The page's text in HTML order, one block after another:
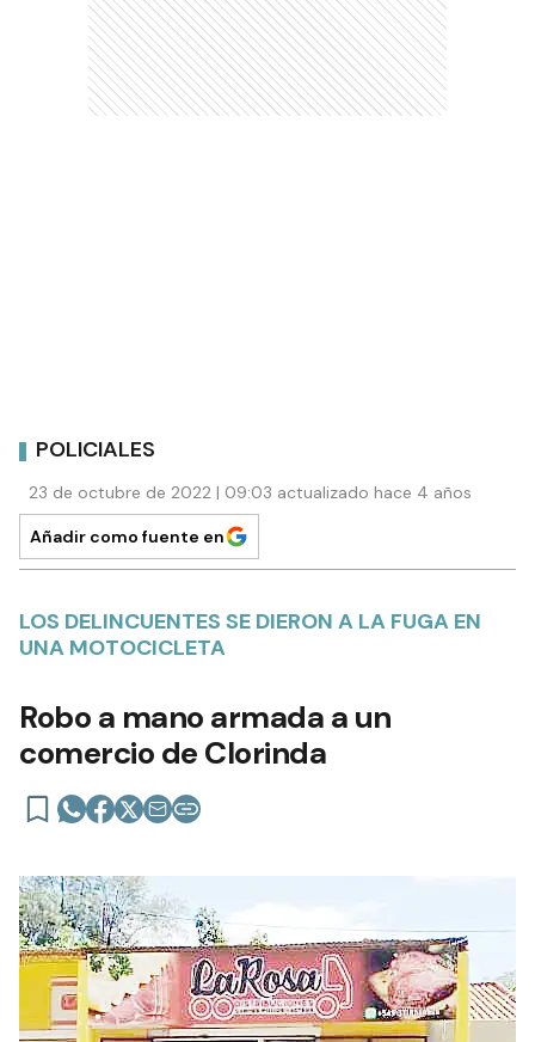
POLICIALES
23 de octubre de 2022 | 09:03 actualizado hace 4 años
Añadir como fuente en
LOS DELINCUENTES SE DIERON A LA FUGA EN
UNA MOTOCICLETA
Robo a mano armada a un
comercio de Clorinda